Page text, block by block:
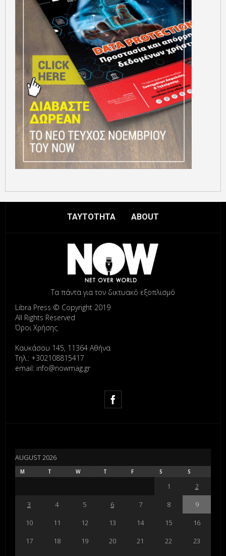
ΤΑΥΤΟΤΗΤΑ ABOUT
Τα πάντα για τον δικτυακό εξοπλισμό
Libra Press © Copyright 2019
All Rights Reserved
Όροι Χρήσης
Καυκάσου 145, 11364 Αθήνα
Τηλ.: +302108815417
email: info@nowmag.gr
AUGUST 2026
M T W T F S S
1
2
3
4 5 6 7 8
9
10
11 12 13 14 15
16
17
18 19 20 21 22
23